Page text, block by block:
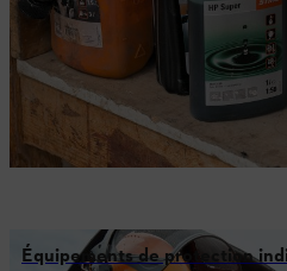
Équipements de protection